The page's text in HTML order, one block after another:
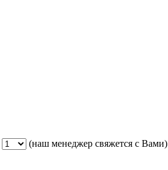
(наш менеджер свяжется с Вами)